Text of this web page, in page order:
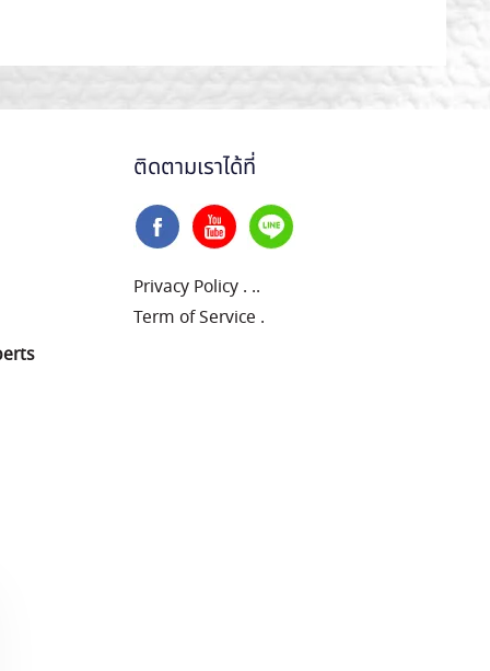
ติดตามเราได้ที่
Privacy Policy . ..
Term of Service .